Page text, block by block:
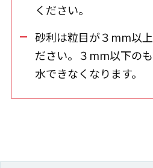
ください。
砂利は粒目が３mm以
ださい。３mm以下の
水できなくなります。